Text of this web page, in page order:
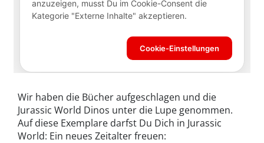
Wir haben die Bücher aufgeschlagen und die
Jurassic World Dinos unter die Lupe genommen.
Auf diese Exemplare darfst Du Dich in Jurassic
World: Ein neues Zeitalter freuen: